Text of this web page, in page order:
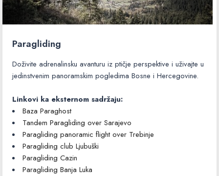
Paragliding
Doživite adrenalinsku avanturu iz ptičje perspektive i uživajte u
jedinstvenim panoramskim pogledima Bosne i Hercegovine.
Linkovi ka eksternom sadržaju:
Baza Paraghost
Tandem Paragliding over Sarajevo
Paragliding panoramic flight over Trebinje
Paragliding club Ljubuški
Paragliding Cazin
Paragliding Banja Luka